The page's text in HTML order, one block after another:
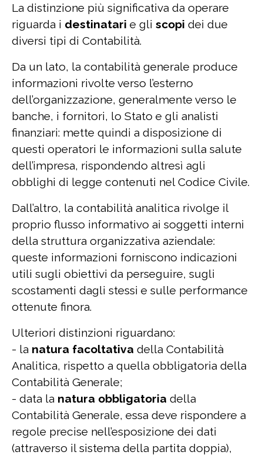
La distinzione più significativa da operare
riguarda i destinatari e gli scopi dei due
diversi tipi di Contabilità.
Da un lato, la contabilità generale produce
informazioni rivolte verso l’esterno
dell’organizzazione, generalmente verso le
banche, i fornitori, lo Stato e gli analisti
finanziari: mette quindi a disposizione di
questi operatori le informazioni sulla salute
dell’impresa, rispondendo altresì agli
obblighi di legge contenuti nel Codice Civile.
Dall’altro, la contabilità analitica rivolge il
proprio flusso informativo ai soggetti interni
della struttura organizzativa aziendale:
queste informazioni forniscono indicazioni
utili sugli obiettivi da perseguire, sugli
scostamenti dagli stessi e sulle performance
ottenute finora.
Ulteriori distinzioni riguardano:
- la natura facoltativa della Contabilità
Analitica, rispetto a quella obbligatoria della
Contabilità Generale;
- data la natura obbligatoria della
Contabilità Generale, essa deve rispondere a
regole precise nell’esposizione dei dati
(attraverso il sistema della partita doppia),